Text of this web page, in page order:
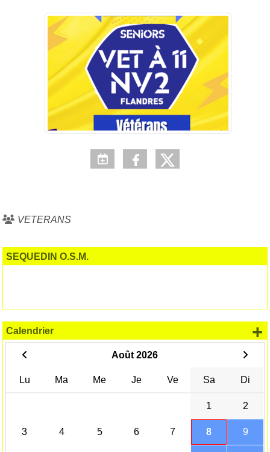
VETERANS
SEQUEDIN O.S.M.
Calendrier
Août 2026
Lu Ma Me Je Ve Sa Di
1 2
3 4 5 6 7 8 9
+